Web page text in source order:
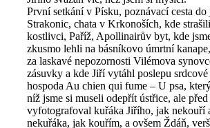
První setkání v Písku, poznávací cesta do
Strakonic, chata v Krkonoších, kde
kostlivci, Paříž, Apollinairův byt, kde
zkusmo lehli na básníkovo úmrtní
za laskavé nepozornosti Vilémova
zásuvky a kde Jiří vytáhl poslepu srdcové
hospoda Au chien qui fume – U psa,
níž jsme si museli odepřít ústřice, ale
vyfotografoval kuřáka Jiřího, jak nekouří
nekuřáka, jak kouřím, a ovšem Ždáň,